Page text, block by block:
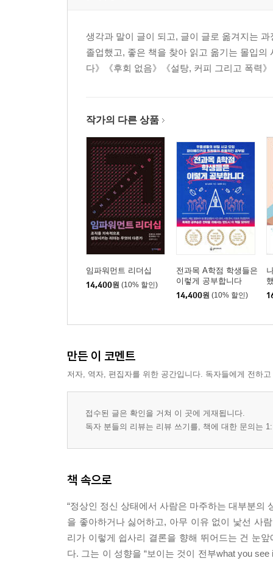
생각과 말이 글이 되고, 글이 글로 옮겨지는
졸업했고, 좋은 책을 찾아 읽고 옮기는 몰입
다》《후회 없음》《설탕, 커피 그리고 폭력
작가의 다른 상품
임파워먼트 리더십
14,400원 (10% 할인)
전과목 A학점 학생들은
이렇게 공부합니다
14,400원 (10% 할인)
만든 이 코멘트
저자, 역자, 편집자를 위한 공간입니다. 독자들에게 전하
접수된 글은 확인을 거쳐 이 곳에 게재됩니다.
독자 분들의 리뷰는 리뷰 쓰기를, 책에 대한 문의는
책 속으로
“정상인 정신 상태에서 사람은 마주하는 대부분의
을 좋아하거나 싫어하고, 아무 이유 없이 낯선 사
리가 이렇게 쉽사리 결론을 향해 뛰어드는 건 눈
다. 그는 이 성향을 “보이는 것이 전부what you